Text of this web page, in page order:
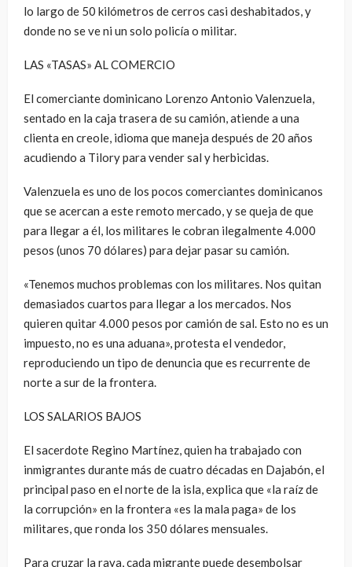
lo largo de 50 kilómetros de cerros casi deshabitados, y
donde no se ve ni un solo policía o militar.
LAS «TASAS» AL COMERCIO
El comerciante dominicano Lorenzo Antonio Valenzuela,
sentado en la caja trasera de su camión, atiende a una
clienta en creole, idioma que maneja después de 20 años
acudiendo a Tilory para vender sal y herbicidas.
Valenzuela es uno de los pocos comerciantes dominicanos
que se acercan a este remoto mercado, y se queja de que
para llegar a él, los militares le cobran ilegalmente 4.000
pesos (unos 70 dólares) para dejar pasar su camión.
«Tenemos muchos problemas con los militares. Nos quitan
demasiados cuartos para llegar a los mercados. Nos
quieren quitar 4.000 pesos por camión de sal. Esto no es un
impuesto, no es una aduana», protesta el vendedor,
reproduciendo un tipo de denuncia que es recurrente de
norte a sur de la frontera.
LOS SALARIOS BAJOS
El sacerdote Regino Martínez, quien ha trabajado con
inmigrantes durante más de cuatro décadas en Dajabón, el
principal paso en el norte de la isla, explica que «la raíz de
la corrupción» en la frontera «es la mala paga» de los
militares, que ronda los 350 dólares mensuales.
Para cruzar la raya, cada migrante puede desembolsar